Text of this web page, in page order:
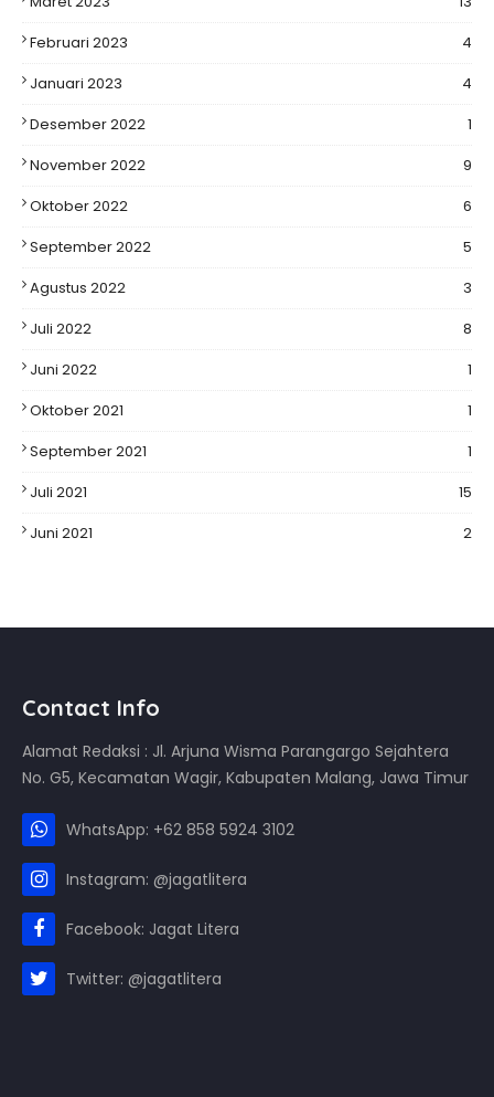
Februari 2023
4
Januari 2023
4
Desember 2022
1
November 2022
9
Oktober 2022
6
September 2022
5
Agustus 2022
3
Juli 2022
8
Juni 2022
1
Oktober 2021
1
September 2021
1
Juli 2021
15
Juni 2021
2
Contact Info
Alamat Redaksi : Jl. Arjuna Wisma Parangargo Sejahtera
No. G5, Kecamatan Wagir, Kabupaten Malang, Jawa Timur
WhatsApp: +62 858 5924 3102
Instagram: @jagatlitera
Facebook: Jagat Litera
Twitter: @jagatlitera